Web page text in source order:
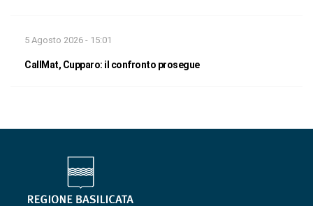
5 Agosto 2026 - 15:01
CallMat, Cupparo: il confronto prosegue